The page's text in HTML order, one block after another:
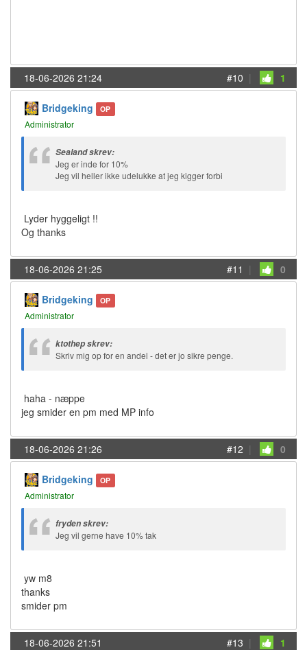
18-06-2026 21:24 #10 | 1
Bridgeking OP
Administrator
Sealand skrev:
Jeg er inde for 10%
Jeg vil heller ikke udelukke at jeg kigger forbi
Lyder hyggeligt !!
Og thanks
18-06-2026 21:25 #11 | 0
Bridgeking OP
Administrator
ktothep skrev:
Skriv mig op for en andel - det er jo sikre penge.
haha - næppe
jeg smider en pm med MP info
18-06-2026 21:26 #12 | 0
Bridgeking OP
Administrator
fryden skrev:
Jeg vil gerne have 10% tak
yw m8
thanks
smider pm
18-06-2026 21:51 #13 | 1